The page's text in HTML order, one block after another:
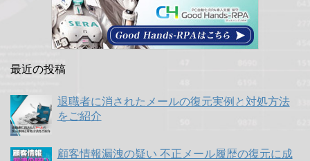
最近の投稿
退職者に消されたメールの復元実例と対処方法
をご紹介
顧客情報漏洩の疑い 不正メール履歴の復元に成